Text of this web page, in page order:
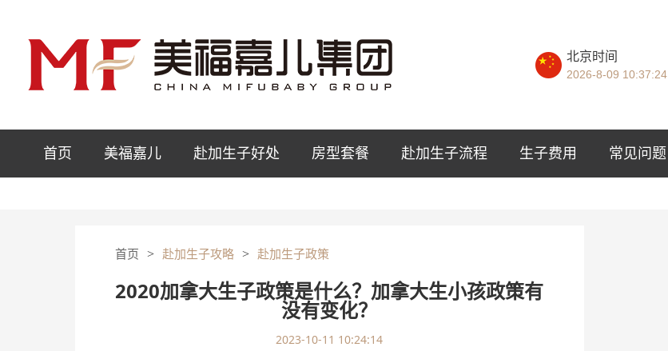
北京时间
2026-8-09 10:37:25
首页 美福嘉儿 赴加生子好处 房型套餐 赴加生子流程 生子费用 常见问题
首页 > 赴加生子攻略 > 赴加生子政策
2020加拿大生子政策是什么？加拿大生小孩政策有
没有变化？
2023-10-11 10:24:14